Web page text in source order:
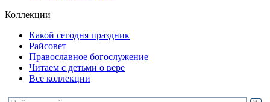
Коллекции
Какой сегодня праздник
Райсовет
Православное богослужение
Читаем с детьми о вере
Все коллекции